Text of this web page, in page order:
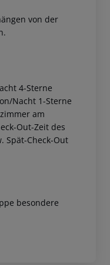
von der
4-Sterne
Nacht 1-Sterne
am
Out-Zeit des
Spät-Check-Out
besondere